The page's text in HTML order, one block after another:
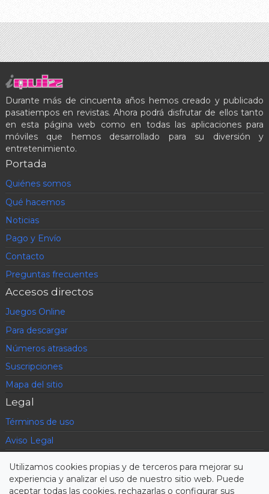
Durante más de cincuenta años hemos creado y publicado
pasatiempos en revistas. Ahora podrá disfrutar de ellos tanto
en esta página web como en todas las aplicaciones para
móviles que hemos desarrollado para su diversión y
entretenimiento.
Portada
Quiénes somos
Qué hacemos
Noticias
Pago y Envío
Contacto
Preguntas frecuentes
Accesos directos
Juegos Online
Para descargar
Números atrasados
Suscripciones
Mapa del sitio
Legal
Términos de uso
Aviso Legal
Condiciones contratación
Utilizamos cookies propias y de terceros para mejorar su
experiencia y analizar el uso de nuestro sitio web. Puede
aceptar todas las cookies, rechazarlas o configurar sus